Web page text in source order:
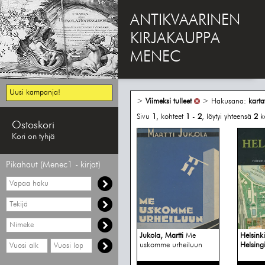
ANTIKVAARINEN
KIRJAKAUPPA
MENEC
Uusi kampanja!
Ostoskori
Kori on tyhjä
Pikahaut (Menec1 - kirjat)
Vapaa
haku
Hae
tekijää
Hae
nimekettä
Hae
vähimmäisvuosi
Hae
enimmäisvuosi
> Viimeksi tulleet > Hakusana:
Sivu 1 , kohteet 1 - 2, löytyi yhteensä 2
Jukola, Martti Me
uskomme urheiluun